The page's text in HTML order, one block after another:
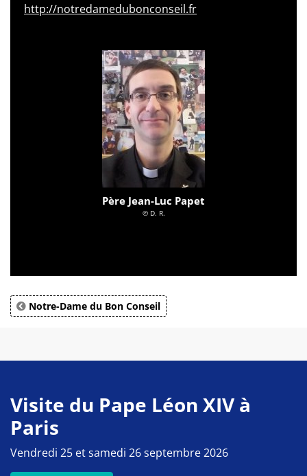
http://notredamedubonconseil.fr
Père Jean-Luc Papet
© D. R.
Notre-Dame du Bon Conseil
Visite du Pape Léon XIV à
Paris
Vendredi 25 et samedi 26 septembre 2026